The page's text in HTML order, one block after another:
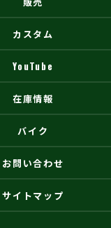
カスタム
YouTube
在庫情報
バイク
お問い合わせ
サイトマップ